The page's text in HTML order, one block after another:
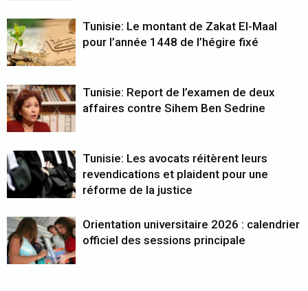
Tunisie: Le montant de Zakat El-Maal
pour l’année 1448 de l’hégire fixé
Tunisie: Report de l’examen de deux
affaires contre Sihem Ben Sedrine
Tunisie: Les avocats réitèrent leurs
revendications et plaident pour une
réforme de la justice
Orientation universitaire 2026 : calendrier
officiel des sessions principale